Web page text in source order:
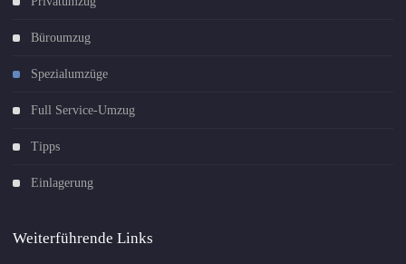
Büroumzug
Spezialumzüge
Full Service-Umzug
Tipps
Einlagerung
Weiterführende Links